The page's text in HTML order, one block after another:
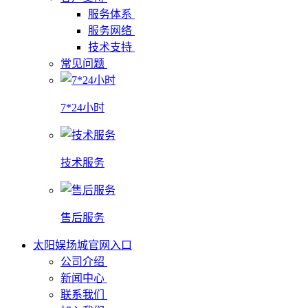
服务体系
服务网络
技术支持
常见问题
7*24小时
技术服务
售后服务
太阳娱场城官网入口
公司介绍
新闻中心
联系我们